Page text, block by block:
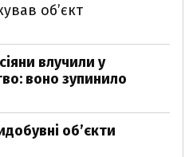
обʼєкт
влучили у
воно зупинило
обʼєкти